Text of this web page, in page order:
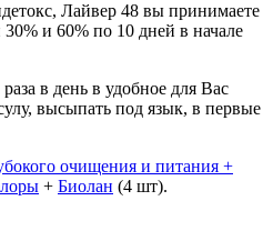
Лайвер 48 вы принимаете
30% и 60% по 10 дней в начале
в день в удобное для Вас
высыпать под язык, в первые
очищения и питания +
+ Биолан (4 шт).